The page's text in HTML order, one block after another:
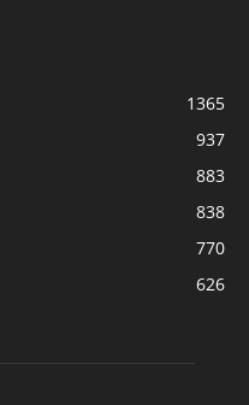
1365
937
883
838
770
626